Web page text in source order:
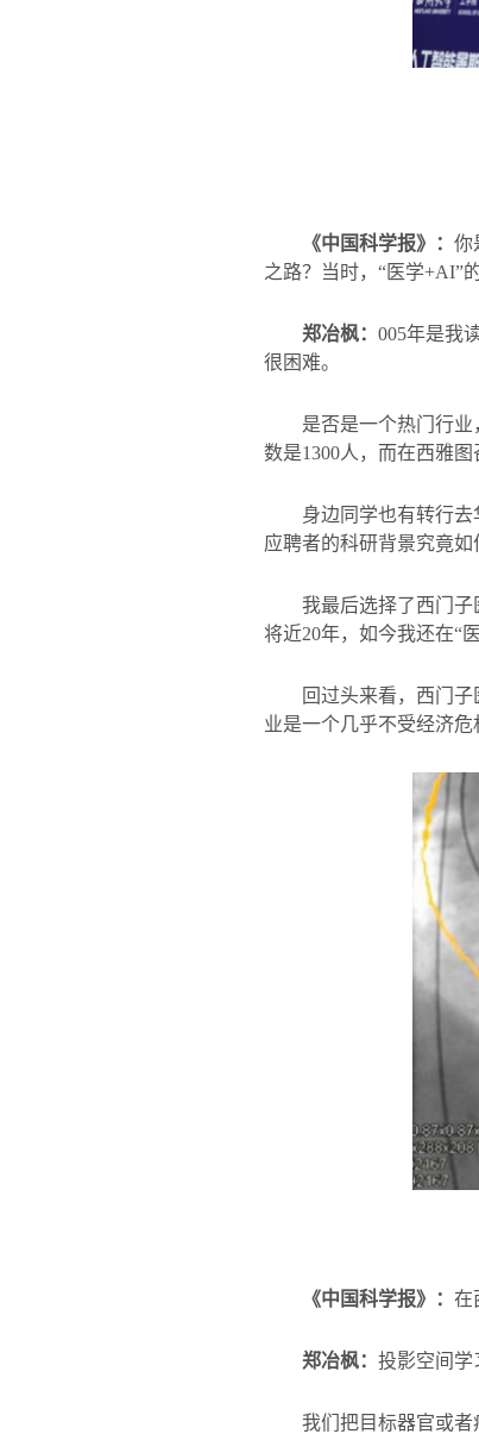
《中国科学报》： 你
之路？当时，“医学+AI”
郑冶枫： 005年是我
很困难。
是否是一个热门行
数是1300人，而在西雅图
身边同学也有转行
应聘者的科研背景究竟如
我最后选择了西门
将近20年，如今我还在“
回过头来看，西门
业是一个几乎不受经济
《中国科学报》： 在
郑冶枫： 投影空间学
我们把目标器官或